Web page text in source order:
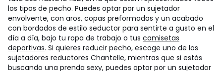
los tipos de pecho. Puedes optar por un sujetador
envolvente, con aros, copas preformadas y un acabado
con bordados de estilo seductor para sentirte a gusto en el
día a día, bajo tu ropa de trabajo o tus camisetas
deportivas. Si quieres reducir pecho, escoge uno de los
sujetadores reductores Chantelle, mientras que si estás
buscando una prenda sexy, puedes optar por un sujetador